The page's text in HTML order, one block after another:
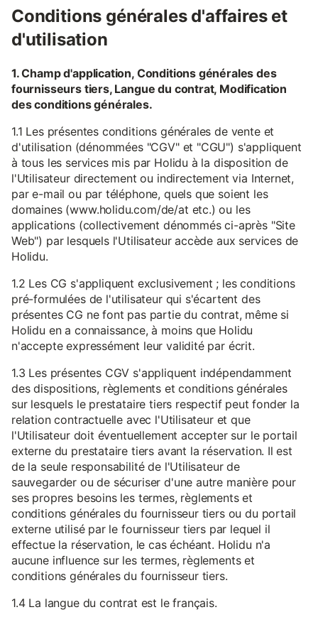
Conditions générales d'affaires et
d'utilisation
1. Champ d'application, Conditions générales des
fournisseurs tiers, Langue du contrat, Modification
des conditions générales.
1.1 Les présentes conditions générales de vente et
d'utilisation (dénommées "CGV" et "CGU") s'appliquent
à tous les services mis par Holidu à la disposition de
l'Utilisateur directement ou indirectement via Internet,
par e-mail ou par téléphone, quels que soient les
domaines (www.holidu.com/de/at etc.) ou les
applications (collectivement dénommés ci-après "Site
Web") par lesquels l'Utilisateur accède aux services de
Holidu.
1.2 Les CG s'appliquent exclusivement ; les conditions
pré-formulées de l'utilisateur qui s'écartent des
présentes CG ne font pas partie du contrat, même si
Holidu en a connaissance, à moins que Holidu
n'accepte expressément leur validité par écrit.
1.3 Les présentes CGV s'appliquent indépendamment
des dispositions, règlements et conditions générales
sur lesquels le prestataire tiers respectif peut fonder la
relation contractuelle avec l'Utilisateur et que
l'Utilisateur doit éventuellement accepter sur le portail
externe du prestataire tiers avant la réservation. Il est
de la seule responsabilité de l'Utilisateur de
sauvegarder ou de sécuriser d'une autre manière pour
ses propres besoins les termes, règlements et
conditions générales du fournisseur tiers ou du portail
externe utilisé par le fournisseur tiers par lequel il
effectue la réservation, le cas échéant. Holidu n'a
aucune influence sur les termes, règlements et
conditions générales du fournisseur tiers.
1.4 La langue du contrat est le français.